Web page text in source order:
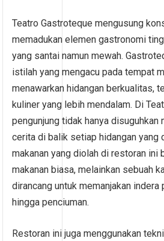
Teatro Gastroteque mengusung
memadukan elemen gastronomi
yang santai namun mewah.
istilah yang mengacu pada tempat
menawarkan hidangan berkualitas,
kuliner yang lebih mendalam. Di
pengunjung tidak hanya disuguhkan
cerita di balik setiap hidangan yang
makanan yang diolah di restoran ini
makanan biasa, melainkan sebuah
dirancang untuk memanjakan indera
hingga penciuman.
Restoran ini juga menggunakan